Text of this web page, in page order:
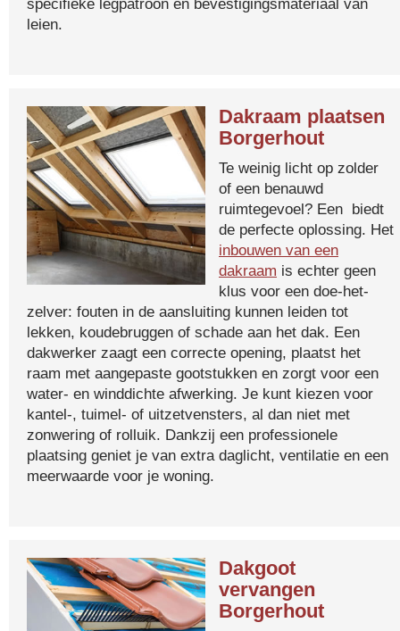
specifieke legpatroon en bevestigingsmateriaal van
leien.
Dakraam plaatsen
Borgerhout
Te weinig licht op zolder
of een benauwd
ruimtegevoel? Een biedt
de perfecte oplossing. Het
inbouwen van een
dakraam is echter geen
klus voor een doe-het-
zelver: fouten in de aansluiting kunnen leiden tot
lekken, koudebruggen of schade aan het dak. Een
dakwerker zaagt een correcte opening, plaatst het
raam met aangepaste gootstukken en zorgt voor een
water- en winddichte afwerking. Je kunt kiezen voor
kantel-, tuimel- of uitzetvensters, al dan niet met
zonwering of rolluik. Dankzij een professionele
plaatsing geniet je van extra daglicht, ventilatie en een
meerwaarde voor je woning.
Dakgoot
vervangen
Borgerhout